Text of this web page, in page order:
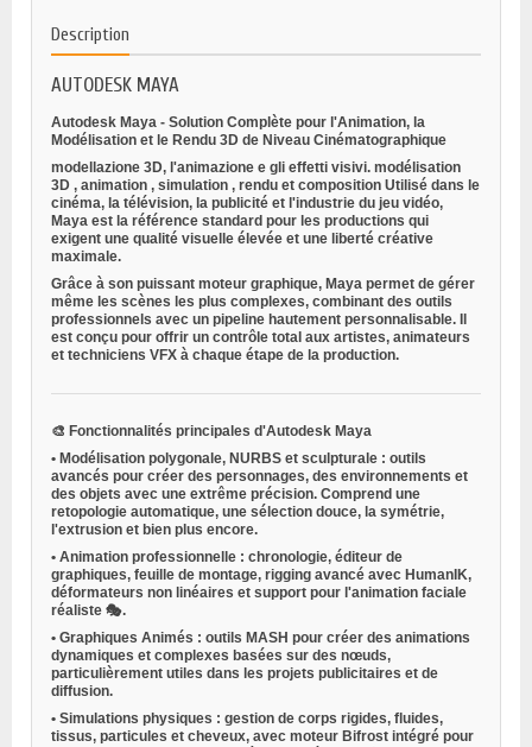
Description
AUTODESK MAYA
Autodesk Maya - Solution Complète pour l'Animation, la
Modélisation et le Rendu 3D de Niveau Cinématographique
modellazione 3D, l'animazione e gli effetti visivi. modélisation
3D , animation , simulation , rendu et composition Utilisé dans le
cinéma, la télévision, la publicité et l'industrie du jeu vidéo,
Maya est la référence standard pour les productions qui
exigent une qualité visuelle élevée et une liberté créative
maximale.
Grâce à son puissant moteur graphique, Maya permet de gérer
même les scènes les plus complexes, combinant des outils
professionnels avec un pipeline hautement personnalisable. Il
est conçu pour offrir un contrôle total aux artistes, animateurs
et techniciens VFX à chaque étape de la production.
🎨 Fonctionnalités principales d'Autodesk Maya
• Modélisation polygonale, NURBS et sculpturale : outils
avancés pour créer des personnages, des environnements et
des objets avec une extrême précision. Comprend une
retopologie automatique, une sélection douce, la symétrie,
l'extrusion et bien plus encore.
• Animation professionnelle : chronologie, éditeur de
graphiques, feuille de montage, rigging avancé avec HumanIK,
déformateurs non linéaires et support pour l'animation faciale
réaliste 🎭.
• Graphiques Animés : outils MASH pour créer des animations
dynamiques et complexes basées sur des nœuds,
particulièrement utiles dans les projets publicitaires et de
diffusion.
• Simulations physiques : gestion de corps rigides, fluides,
tissus, particules et cheveux, avec moteur Bifrost intégré pour